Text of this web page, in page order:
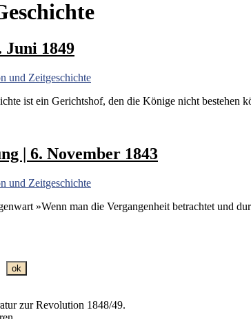
Juni 1849
und Zeitgeschichte
ist ein Gerichtshof, den die Könige nicht bestehen
| 6. November 1843
und Zeitgeschichte
»Wenn man die Vergangenheit betrachtet und
ok
zur Revolution 1848/49.